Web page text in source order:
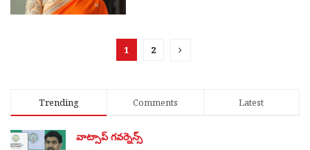
1 2
Trending Comments Latest
వాట్సాప్ గవర్నెన్స్